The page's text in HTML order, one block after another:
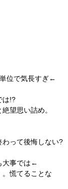
位で気長すぎ←
は!?
望思い詰め。
って後悔しない?
大事では←
。慌てることな